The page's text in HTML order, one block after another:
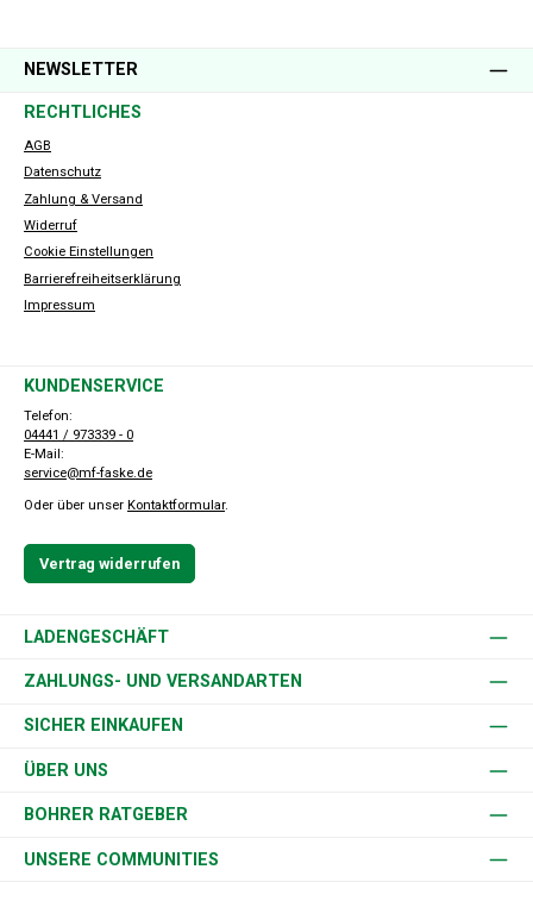
NEWSLETTER
RECHTLICHES
AGB
Datenschutz
Zahlung & Versand
Widerruf
Cookie Einstellungen
Barrierefreiheitserklärung
Impressum
KUNDENSERVICE
Telefon:
04441 / 973339 - 0
E-Mail:
service@mf-faske.de
Oder über unser Kontaktformular.
Vertrag widerrufen
LADENGESCHÄFT
ZAHLUNGS- UND VERSANDARTEN
SICHER EINKAUFEN
ÜBER UNS
BOHRER RATGEBER
UNSERE COMMUNITIES